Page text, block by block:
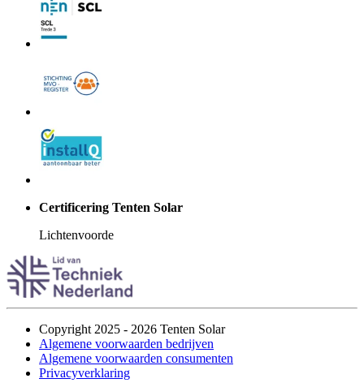
Certificering Tenten Solar
Lichtenvoorde
Copyright 2025 - 2026 Tenten Solar
Algemene voorwaarden bedrijven
Algemene voorwaarden consumenten
Privacyverklaring